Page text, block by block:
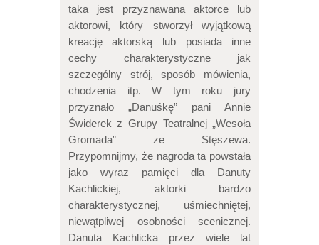
taka jest przyznawana aktorce lub
aktorowi, który stworzył wyjątkową
kreację aktorską lub posiada inne
cechy charakterystyczne jak
szczególny strój, sposób mówienia,
chodzenia itp. W tym roku jury
przyznało „Danuśkę” pani Annie
Świderek z Grupy Teatralnej „Wesoła
Gromada” ze Stęszewa.
Przypomnijmy, że nagroda ta powstała
jako wyraz pamięci dla Danuty
Kachlickiej, aktorki bardzo
charakterystycznej, uśmiechniętej,
niewątpliwej osobności scenicznej.
Danuta Kachlicka przez wiele lat